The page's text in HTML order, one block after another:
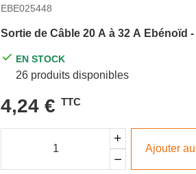
EBE025448
Sortie de Câble 20 A à 32 A Ebénoïd
EN STOCK
26 produits disponibles
4,24 € TTC
Ajouter